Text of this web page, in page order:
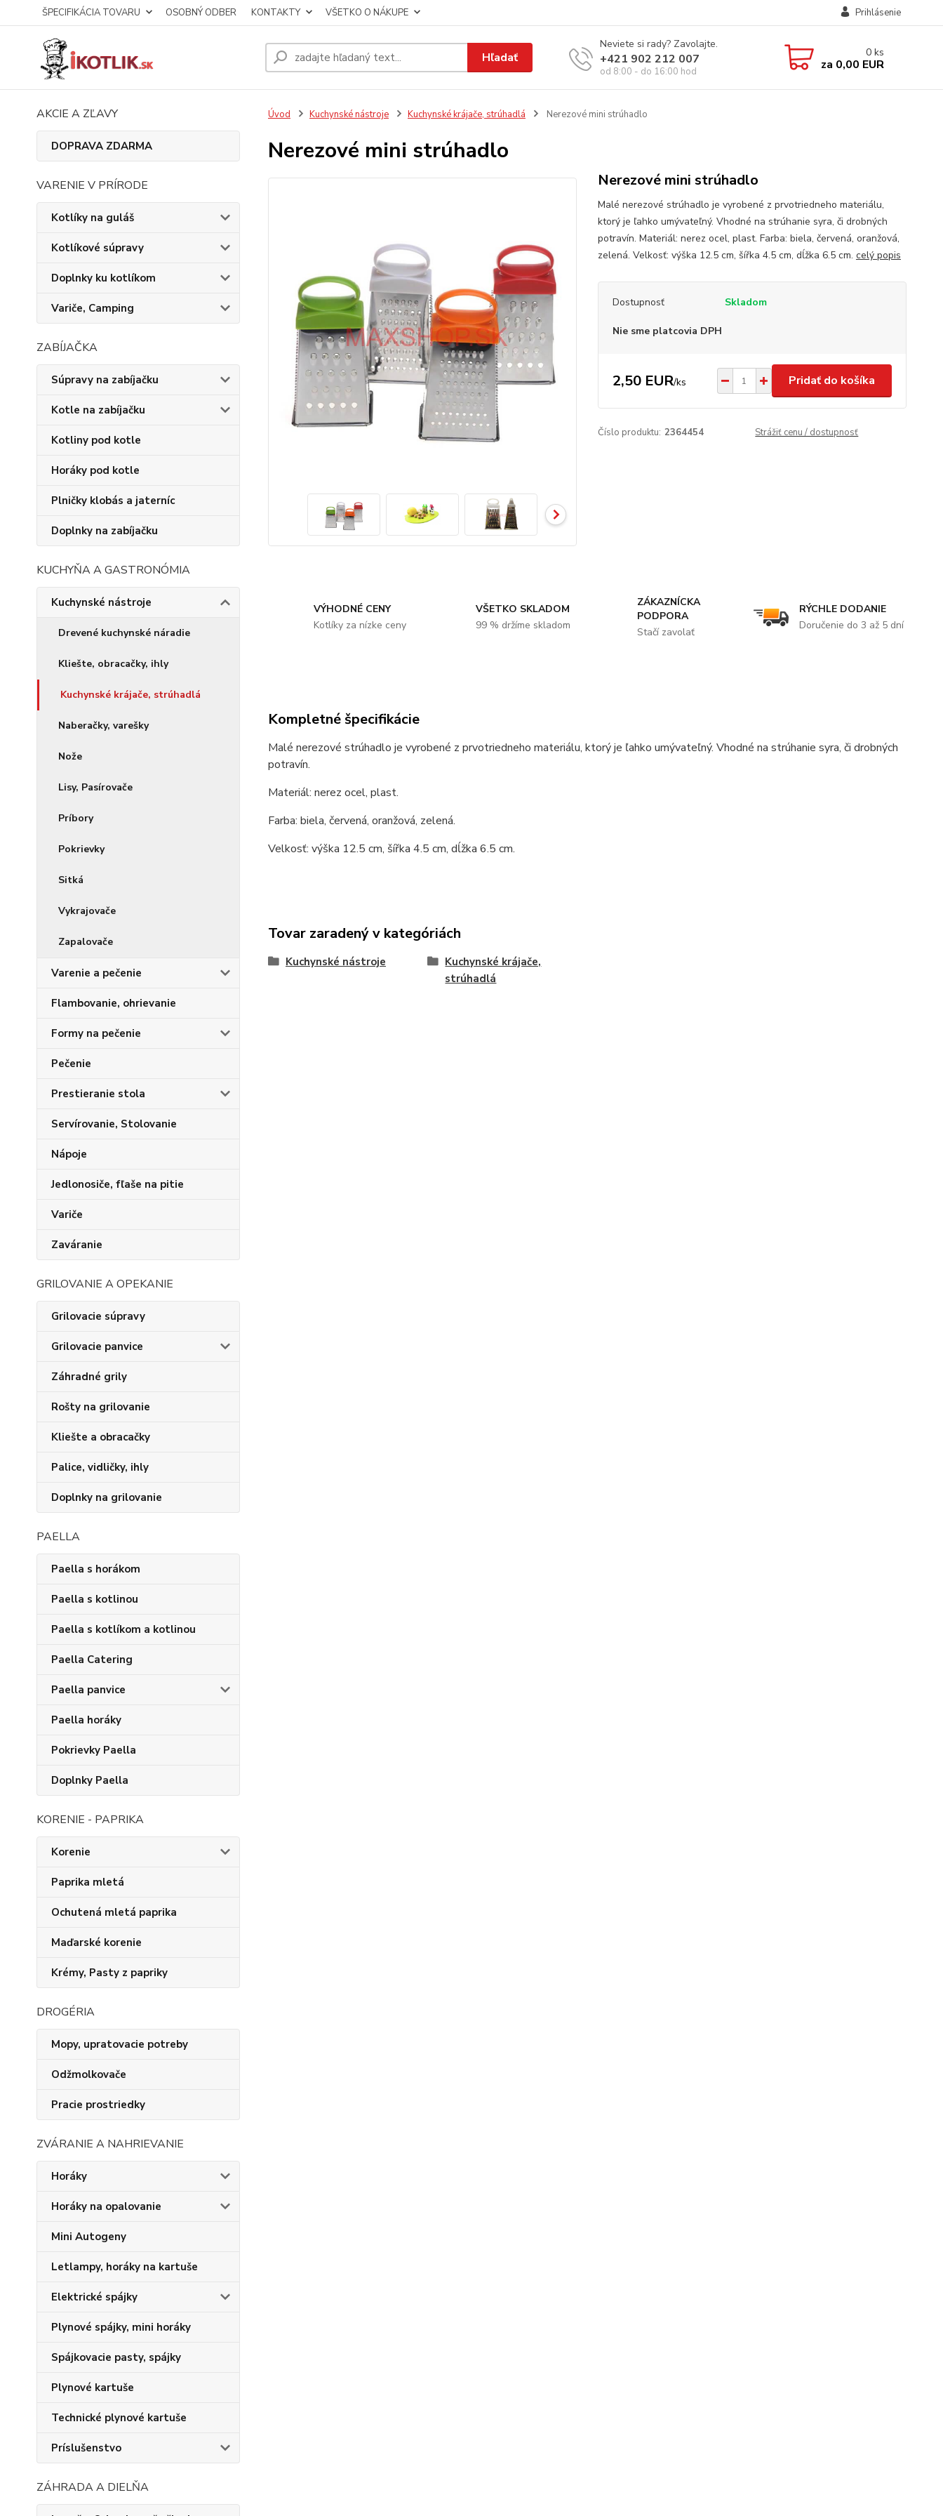
ŠPECIFIKÁCIA TOVARU OSOBNÝ ODBER KONTAKTY VŠETKO O NÁKUPE Prihlásenie
Hľadať
Neviete si rady? Zavolajte.
+421 902 212 007
od 8:00 - do 16:00 hod
0 ks
za 0,00 EUR
AKCIE A ZĽAVY
DOPRAVA ZDARMA
VARENIE V PRÍRODE
Kotlíky na guláš
Kotlíkové súpravy
Doplnky ku kotlíkom
Variče, Camping
ZABÍJAČKA
Súpravy na zabíjačku
Kotle na zabíjačku
Kotliny pod kotle
Horáky pod kotle
Plničky klobás a jaterníc
Doplnky na zabíjačku
KUCHYŇA A GASTRONÓMIA
Kuchynské nástroje
Drevené kuchynské náradie
Kliešte, obracačky, ihly
Kuchynské krájače, strúhadlá
Naberačky, varešky
Nože
Lisy, Pasírovače
Príbory
Pokrievky
Sitká
Vykrajovače
Zapalovače
Varenie a pečenie
Flambovanie, ohrievanie
Formy na pečenie
Pečenie
Prestieranie stola
Servírovanie, Stolovanie
Nápoje
Jedlonosiče, fľaše na pitie
Variče
Zaváranie
GRILOVANIE A OPEKANIE
Grilovacie súpravy
Grilovacie panvice
Záhradné grily
Rošty na grilovanie
Kliešte a obracačky
Palice, vidličky, ihly
Doplnky na grilovanie
PAELLA
Paella s horákom
Paella s kotlinou
Paella s kotlíkom a kotlinou
Paella Catering
Paella panvice
Paella horáky
Pokrievky Paella
Doplnky Paella
KORENIE - PAPRIKA
Korenie
Paprika mletá
Ochutená mletá paprika
Maďarské korenie
Krémy, Pasty z papriky
DROGÉRIA
Mopy, upratovacie potreby
Odžmolkovače
Pracie prostriedky
ZVÁRANIE A NAHRIEVANIE
Horáky
Horáky na opalovanie
Mini Autogeny
Letlampy, horáky na kartuše
Elektrické spájky
Plynové spájky, mini horáky
Spájkovacie pasty, spájky
Plynové kartuše
Technické plynové kartuše
Príslušenstvo
ZÁHRADA A DIELŇA
Úvod Kuchynské nástroje Kuchynské krájače, strúhadlá Nerezové mini strúhadlo
Nerezové mini strúhadlo
Nerezové mini strúhadlo
Malé nerezové strúhadlo je vyrobené z prvotriedneho materiálu,
ktorý je ľahko umývateľný. Vhodné na strúhanie syra, či drobných
potravín. Materiál: nerez ocel, plast. Farba: biela, červená, oranžová,
zelená. Velkosť: výška 12.5 cm, šířka 4.5 cm, dĺžka 6.5 cm. celý popis
Dostupnosť Skladom
Nie sme platcovia DPH
2,50 EUR/ks Pridať do košíka
Číslo produktu: 2364454 Strážiť cenu / dostupnosť
VÝHODNÉ CENY
Kotlíky za nízke ceny
VŠETKO SKLADOM
99 % držíme skladom
ZÁKAZNÍCKA
PODPORA
Stačí zavolať
RÝCHLE DODANIE
Doručenie do 3 až 5 dní
Kompletné špecifikácie
Malé nerezové strúhadlo je vyrobené z prvotriedneho materiálu, ktorý je ľahko umývateľný. Vhodné na strúhanie syra, či drobných
potravín.
Materiál: nerez ocel, plast.
Farba: biela, červená, oranžová, zelená.
Velkosť: výška 12.5 cm, šířka 4.5 cm, dĺžka 6.5 cm.
Tovar zaradený v kategóriách
Kuchynské nástroje
Kuchynské krájače,
strúhadlá